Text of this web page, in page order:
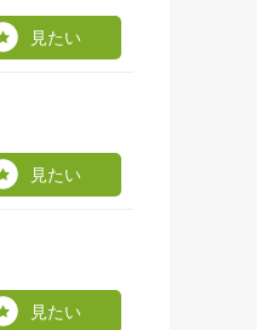
見たい
見たい
見たい